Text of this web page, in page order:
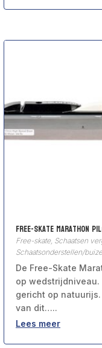
Free-Skate Marathon
Free-skate, Schaatsen
Schaatsonderstellen/
De Free-Skate
op wedstrijdniveau.
gericht op
van dit…..
Lees meer